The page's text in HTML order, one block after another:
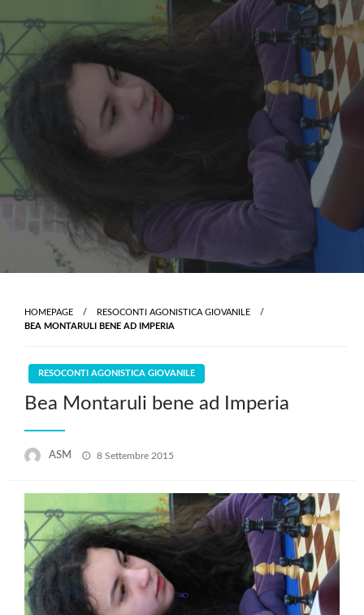
content
HOMEPAGE
RESOCONTI AGONISTICA GIOVANILE
BEA MONTARULI BENE AD IMPERIA
RESOCONTI AGONISTICA GIOVANILE
Bea Montaruli bene ad Imperia
ASM
Posted
8 Settembre 2015